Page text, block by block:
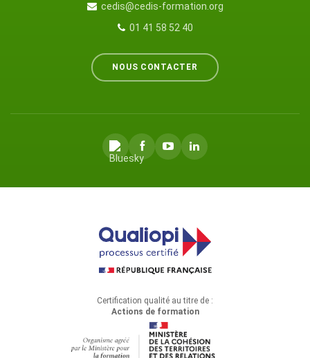
cedis@cedis-formation.org
01 41 58 52 40
NOUS CONTACTER
Certification qualité au titre de :
Actions de formation